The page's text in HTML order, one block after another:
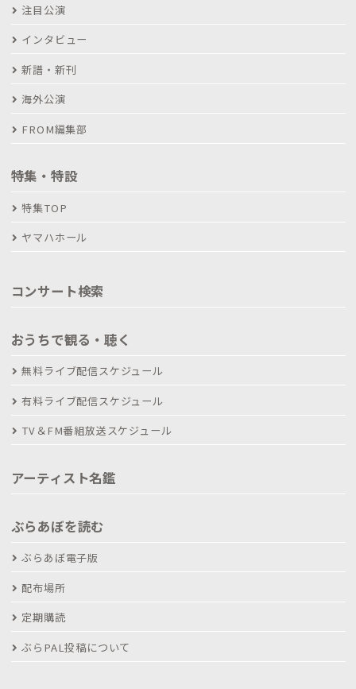
注目公演
インタビュー
新譜・新刊
海外公演
FROM編集部
特集・特設
特集TOP
ヤマハホール
コンサート検索
おうちで観る・聴く
無料ライブ配信スケジュール
有料ライブ配信スケジュール
TV＆FM番組放送スケジュール
アーティスト名鑑
ぶらあぼを読む
ぶらあぼ電子版
配布場所
定期購読
ぶらPAL投稿について